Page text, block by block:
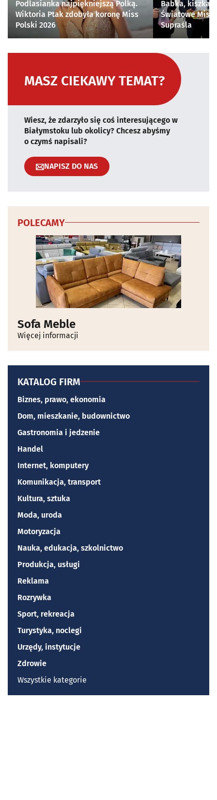
Podlasianka najpiękniejszą Polką.
Wiktoria Ptak zdobyła koronę Miss
Polski 2026
Babka, kiszka i
Światowe
Supraśla
MASZ CIEKAWY TEMAT?
Wiesz, że zdarzyło się coś interesującego w
Białymstoku lub okolicy? Chcesz abyśmy
o czymś napisali?
NAPISZ DO NAS
POLECAMY
Sofa Meble
Więcej informacji
KATALOG FIRM
Biznes, prawo, ekonomia
Dom, mieszkanie, budownictwo
Gastronomia i jedzenie
Handel
Internet, komputery
Komunikacja, transport
Kultura, sztuka
Moda, uroda
Motoryzacja
Nauka, edukacja, szkolnictwo
Produkcja, usługi
Reklama
Rozrywka
Sport, rekreacja
Turystyka, noclegi
Urzędy, instytucje
Zdrowie
Wszystkie kategorie